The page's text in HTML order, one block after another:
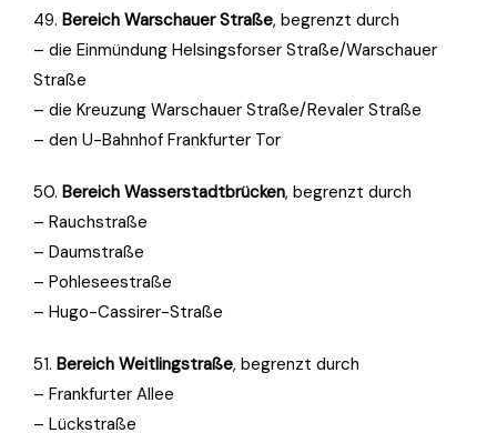
49. Bereich Warschauer Straße, begrenzt durch
– die Einmündung Helsingsforser Straße/Warschauer
Straße
– die Kreuzung Warschauer Straße/Revaler Straße
– den U-Bahnhof Frankfurter Tor
50. Bereich Wasserstadtbrücken, begrenzt durch
– Rauchstraße
– Daumstraße
– Pohleseestraße
– Hugo-Cassirer-Straße
51. Bereich Weitlingstraße, begrenzt durch
– Frankfurter Allee
– Lückstraße